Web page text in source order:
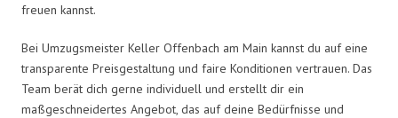
freuen kannst.
Bei Umzugsmeister Keller Offenbach am Main kannst du auf eine
transparente Preisgestaltung und faire Konditionen vertrauen. Das
Team berät dich gerne individuell und erstellt dir ein
maßgeschneidertes Angebot, das auf deine Bedürfnisse und